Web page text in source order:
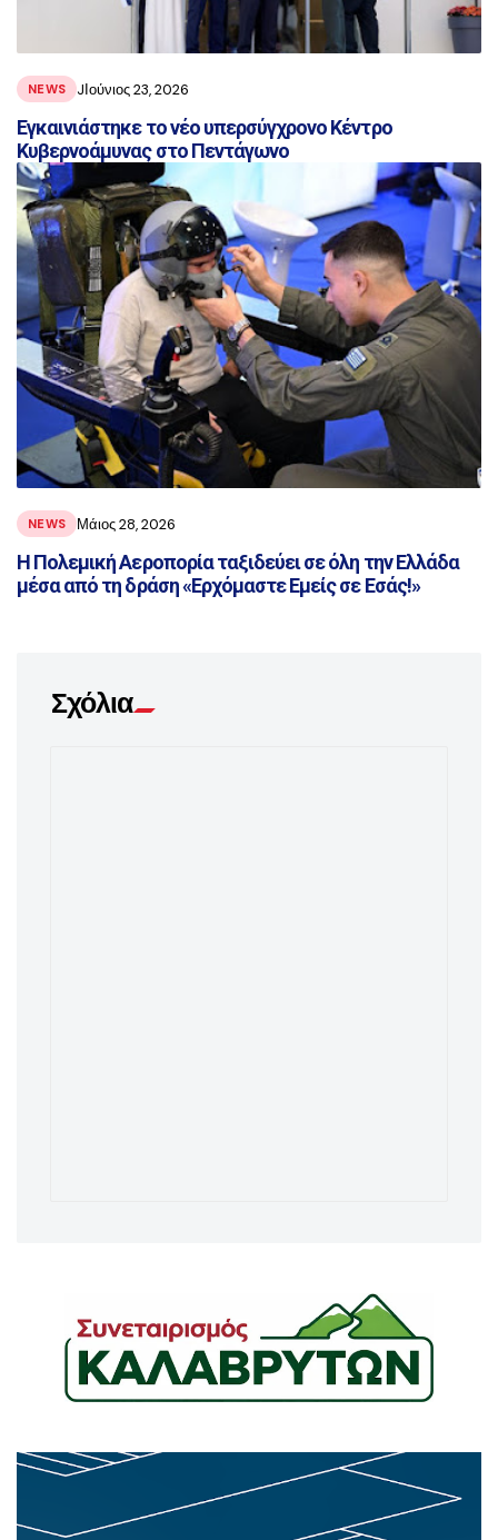
NEWS JΙούνιος 23, 2026
Εγκαινιάστηκε το νέο υπερσύγχρονο Κέντρο
Κυβερνοάμυνας στο Πεντάγωνο
NEWS Μάιος 28, 2026
Η Πολεμική Αεροπορία ταξιδεύει σε όλη την Ελλάδα
μέσα από τη δράση «Ερχόμαστε Εμείς σε Εσάς!»
Σχόλια